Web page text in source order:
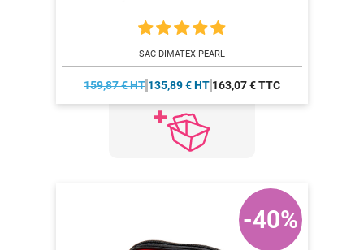
SAC DIMATEX PEARL
159,87 € HT 135,89 € HT 163,07 € TTC
-40%